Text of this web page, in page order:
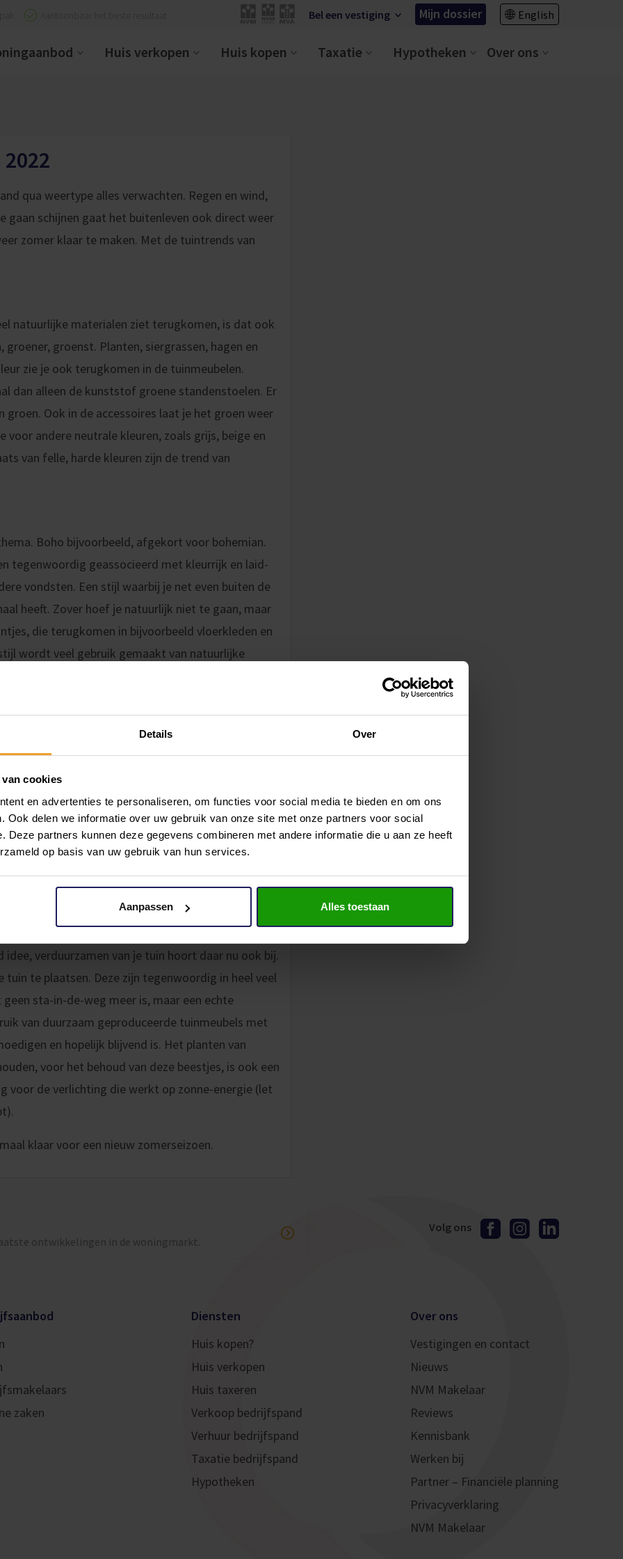
Details Over
cookies
en advertenties te personaliseren, om functies voor social media te bieden en om ons
Ook delen we informatie over uw gebruik van onze site met onze partners voor social
Deze partners kunnen deze gegevens combineren met andere informatie die u aan ze heeft
op basis van uw gebruik van hun services.
Aanpassen Alles toestaan
Bel een vestiging Mijn dossier English
Huis verkopen Huis kopen Taxatie Hypotheken Over ons
qua weertype alles verwachten. Regen en wind,
gaan schijnen gaat het buitenleven ook direct weer
zomer klaar te maken. Met de tuintrends van
natuurlijke materialen ziet terugkomen, is dat ook
groenst. Planten, siergrassen, hagen en
zie je ook terugkomen in de tuinmeubelen.
dan alleen de kunststof groene standenstoelen. Er
Ook in de accessoires laat je het groen weer
andere neutrale kleuren, zoals grijs, beige en
van felle, harde kleuren zijn de trend van
Boho bijvoorbeeld, afgekort voor bohemian.
tegenwoordig geassocieerd met kleurrijk en laid-
vondsten. Een stijl waarbij je net even buiten de
heeft. Zover hoef je natuurlijk niet te gaan, maar
die terugkomen in bijvoorbeeld vloerkleden en
wordt veel gebruik gemaakt van natuurlijke
waarin we vaak meer thuis zijn dan voorheen, is
maken van je woning. Bijvoorbeeld door
buiten op elkaar afstemmen. Dit geldt ook voor
van een overkapping of veranda aan je woning
op elkaar laat aansluiten. Een ander voordeel is dat
sfeerhaard of tafelhaard maakt het geheel af
buiten.
en daardoor al bijna geen trend meer is te noemen.
verduurzamen van je tuin hoort daar nu ook bij.
te plaatsen. Deze zijn tegenwoordig in heel veel
sta-in-de-weg meer is, maar een echte
van duurzaam geproduceerde tuinmeubels met
en hopelijk blijvend is. Het planten van
voor het behoud van deze beestjes, is ook een
voor de verlichting die werkt op zonne-energie (let
klaar voor een nieuw zomerseizoen.
ontwikkelingen in de woningmarkt.
Volg ons
zaken
Diensten
Huis kopen?
Huis verkopen
Huis taxeren
Verkoop bedrijfspand
Verhuur bedrijfspand
Taxatie bedrijfspand
Hypotheken
Over ons
Vestigingen en contact
Nieuws
NVM Makelaar
Reviews
Kennisbank
Werken bij
Partner – Financiële planning
Privacyverklaring
NVM Makelaar